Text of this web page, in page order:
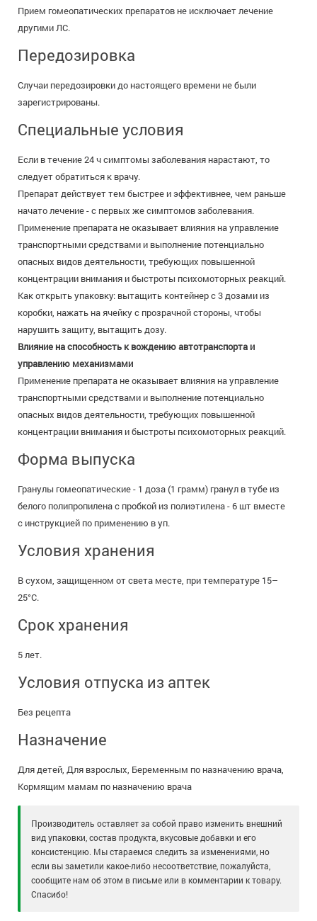
Прием гомеопатических препаратов не исключает лечение
другими ЛС.
Передозировка
Случаи передозировки до настоящего времени не были
зарегистрированы.
Специальные условия
Если в течение 24 ч симптомы заболевания нарастают, то
следует обратиться к врачу.
Препарат действует тем быстрее и эффективнее, чем раньше
начато лечение - с первых же симптомов заболевания.
Применение препарата не оказывает влияния на управление
транспортными средствами и выполнение потенциально
опасных видов деятельности, требующих повышенной
концентрации внимания и быстроты психомоторных реакций.
Как открыть упаковку: вытащить контейнер с 3 дозами из
коробки, нажать на ячейку с прозрачной стороны, чтобы
нарушить защиту, вытащить дозу.
Влияние на способность к вождению автотранспорта и
управлению механизмами
Применение препарата не оказывает влияния на управление
транспортными средствами и выполнение потенциально
опасных видов деятельности, требующих повышенной
концентрации внимания и быстроты психомоторных реакций.
Форма выпуска
Гранулы гомеопатические - 1 доза (1 грамм) гранул в тубе из
белого полипропилена с пробкой из полиэтилена - 6 шт вместе
с инструкцией по применению в уп.
Условия хранения
В сухом, защищенном от света месте, при температуре 15–
25°C.
Срок хранения
5 лет.
Условия отпуска из аптек
Без рецепта
Назначение
Для детей, Для взрослых, Беременным по назначению врача,
Кормящим мамам по назначению врача
Производитель оставляет за собой право изменить внешний
вид упаковки, состав продукта, вкусовые добавки и его
консистенцию. Мы стараемся следить за изменениями, но
если вы заметили какое-либо несоответствие, пожалуйста,
сообщите нам об этом в письме или в комментарии к товару.
Спасибо!